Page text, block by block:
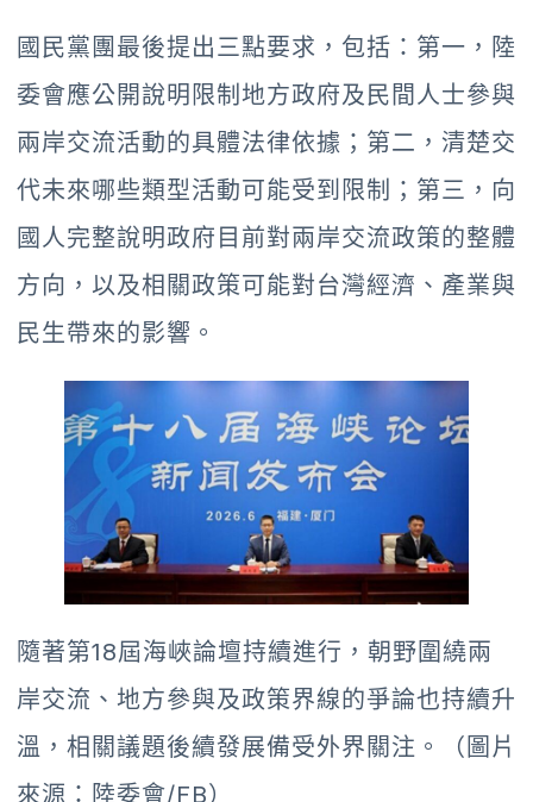
國民黨團最後提出三點要求，包括：第一，陸
委會應公開說明限制地方政府及民間人士參與
兩岸交流活動的具體法律依據；第二，清楚交
代未來哪些類型活動可能受到限制；第三，向
國人完整說明政府目前對兩岸交流政策的整體
方向，以及相關政策可能對台灣經濟、產業與
民生帶來的影響。
隨著第18屆海峽論壇持續進行，朝野圍繞兩
岸交流、地方參與及政策界線的爭論也持續升
溫，相關議題後續發展備受外界關注。（圖片
來源：陸委會/FB）